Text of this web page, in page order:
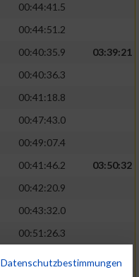
00:44:41.5
00:44:51.2
00:40:35.9
03:39:21
00:40:36.3
00:41:18.8
00:47:43.0
00:49:07.4
00:41:46.2
03:50:32
00:42:20.9
00:43:32.0
00:51:26.3
Datenschutzbestimmungen